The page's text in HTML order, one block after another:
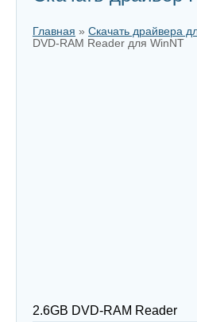
Главная » Скачать драйвера
DVD-RAM Reader для WinNT
2.6GB DVD-RAM Reader